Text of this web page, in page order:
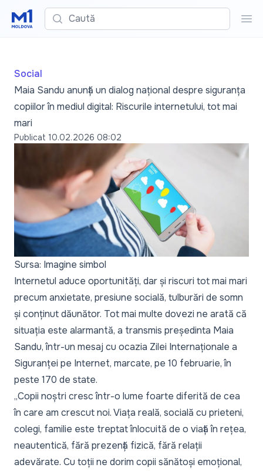
Caută
Social
Maia Sandu anunță un dialog național despre siguranța
copiilor în mediul digital: Riscurile internetului, tot mai
mari
Publicat 10.02.2026 08:02
Sursa: Imagine simbol
Internetul aduce oportunități, dar și riscuri tot mai mari
precum anxietate, presiune socială, tulburări de somn
și conținut dăunător. Tot mai multe dovezi ne arată că
situația este alarmantă, a transmis președinta Maia
Sandu, într-un mesaj cu ocazia Zilei Internaționale a
Siguranței pe Internet, marcate, pe 10 februarie, în
peste 170 de state.
„Copii noștri cresc într-o lume foarte diferită de cea
în care am crescut noi. Viața reală, socială cu prieteni,
colegi, familie este treptat înlocuită de o viață în rețea,
neautentică, fără prezență fizică, fără relații
adevărate. Cu toții ne dorim copii sănătoși emoțional,